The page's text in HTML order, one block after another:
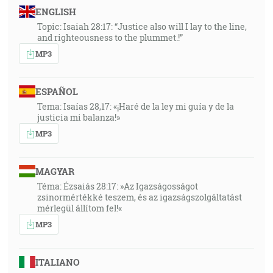
"Žalm 67:3", "Aby znali na zemi tvoju cestu, vo
všetkých národoch tvoje spasenie."
29:21
"Ezechiel 18:31", "Odvrhnite od seba všetky svoje
nové srdce a nového ducha! Lebo veď načo máte
zomrieť, dome Izraelov?"
30:08
lebo on sa stará o vás."
33:19
"Matúš 24:48", "Ale keby povedal ten zlý sluha vo
svojom srdci: Môj pán ešte dlho neprijde … "
33:45
"Rimanom 12:2", "A nepripodobňujte sa tomuto svetu,
ENGLISH
Topic: Isaiah 28:17: “Justice also will I lay to the line,
and righteousness to the plummet.!”
MP3
ESPAÑOL
Tema: Isaías 28,17: «¡Haré de la ley mi guía y de la
justicia mi balanza!»
MP3
MAGYAR
Téma: Ézsaiás 28:17: »Az Igazságosságot
zsinormértékké teszem, és az igazságszolgáltatást
mérlegül állítom fel!«
MP3
ITALIANO